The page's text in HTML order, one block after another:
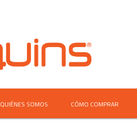
QUIÉNES SOMOS CÓMO COMPRAR